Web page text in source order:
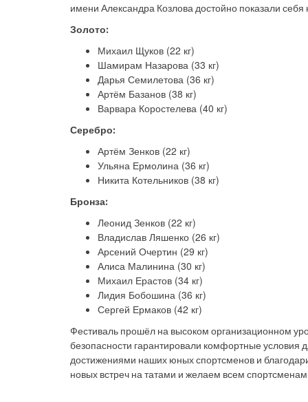
имени Александра Козлова достойно показали
Золото:
Михаил Щуков (22 кг)
Шамирам Назарова (33 кг)
Дарья Семилетова (36 кг)
Артём Базанов (38 кг)
Варвара Коростелева (40 кг)
Серебро:
Артём Зенков (22 кг)
Ульяна Ермолина (36 кг)
Никита Котельников (38 кг)
Бронза:
Леонид Зенков (22 кг)
Владислав Ляшенко (26 кг)
Арсений Очертин (29 кг)
Алиса Малинина (30 кг)
Михаил Ерастов (34 кг)
Лидия Бобошина (36 кг)
Сергей Ермаков (42 кг)
Фестиваль прошёл на высоком организационном
безопасности гарантировали комфортные условия
достижениями наших юных спортсменов и
новых встреч на татами и желаем всем